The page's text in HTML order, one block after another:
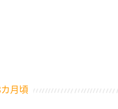
月頃